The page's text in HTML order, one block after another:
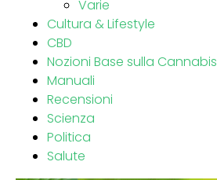
Varie
Cultura & Lifestyle
CBD
Nozioni Base sulla Cannabis
Manuali
Recensioni
Scienza
Politica
Salute